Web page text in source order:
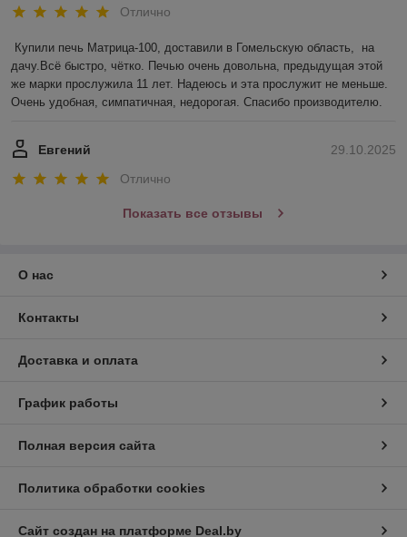
Отлично
Купили печь Матрица-100, доставили в Гомельскую область,  на
дачу.Всё быстро, чётко. Печью очень довольна, предыдущая этой
же марки прослужила 11 лет. Надеюсь и эта прослужит не меньше.
Очень удобная, симпатичная, недорогая. Спасибо производителю.
29.10.2025
Евгений
Отлично
Показать все отзывы
О нас
Контакты
Доставка и оплата
График работы
Полная версия сайта
Политика обработки cookies
Сайт создан на платформе Deal.by